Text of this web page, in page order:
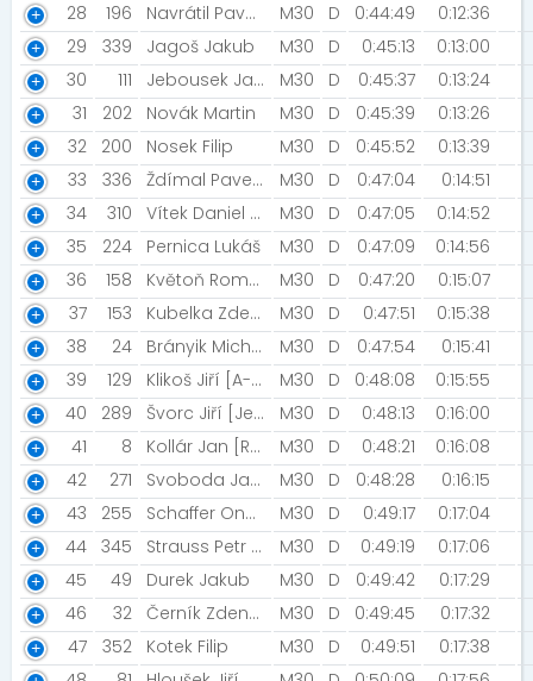
28
196 Navrátil Pavel [AC GoMango HK] M30 D 0:44:49
0:12:36
29
339 Jagoš Jakub M30 D 0:45:13
0:13:00
30
111 Jebousek Jakub [Rytíři Godrica Nebelvíra] M30 D 0:45:37
0:13:24
31
202 Novák Martin M30 D 0:45:39
0:13:26
32
200 Nosek Filip M30 D 0:45:52
0:13:39
33
336 Ždímal Pavel [Rozběháme Pardubice] M30 D 0:47:04
0:14:51
34
310 Vítek Daniel [Sportvitalpro] M30 D 0:47:05
0:14:52
35
224 Pernica Lukáš M30 D 0:47:09
0:14:56
36
158 Květoň Roman M30 D 0:47:20
0:15:07
37
153 Kubelka Zdeněk M30 D 0:47:51
0:15:38
38
24 Brányik Michal M30 D 0:47:54
0:15:41
39
129 Klikoš Jiří [A-team] M30 D 0:48:08
0:15:55
40
289 Švorc Jiří [Ještětice] M30 D 0:48:13
0:16:00
41
8 Kollár Jan [Racing Olešná] M30 D 0:48:21
0:16:08
42
271 Svoboda Jaroslav M30 D 0:48:28
0:16:15
43
255 Schaffer Ondřej M30 D 0:49:17
0:17:04
44 345 Strauss Petr [Sezemický čobol] M30 D 0:49:19
0:17:06
45
49 Durek Jakub M30 D 0:49:42
0:17:29
46
32 Černík Zdeněk [Lázně Bohdaneč] M30 D 0:49:45
0:17:32
47
352 Kotek Filip M30 D 0:49:51
0:17:38